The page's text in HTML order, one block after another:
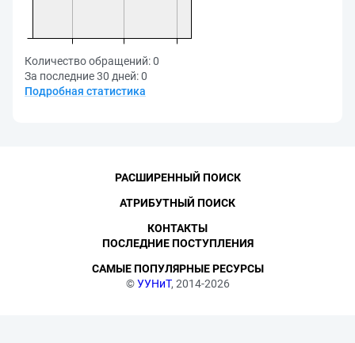
Количество обращений:0
За последние 30 дней:0
Подробная статистика
©УУНиТ, 2014-2026
РАСШИРЕННЫЙ ПОИСК
АТРИБУТНЫЙ ПОИСК
КОНТАКТЫ
ПОСЛЕДНИЕ ПОСТУПЛЕНИЯ
САМЫЕ ПОПУЛЯРНЫЕ РЕСУРСЫ